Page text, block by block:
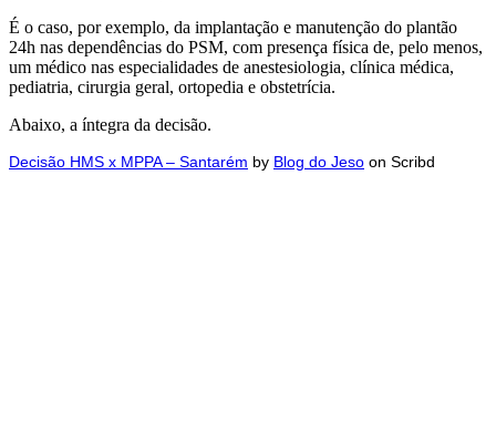
É o caso, por exemplo, da implantação e manutenção do plantão
24h nas dependências do PSM, com presença física de, pelo menos,
um médico nas especialidades de anestesiologia, clínica médica,
pediatria, cirurgia geral, ortopedia e obstetrícia.
Abaixo, a íntegra da decisão.
Decisão HMS x MPPA – Santarém by Blog do Jeso on Scribd